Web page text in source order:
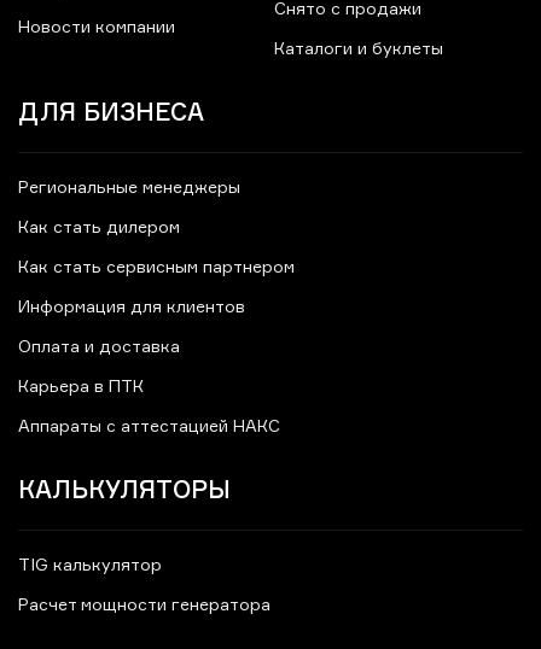
Новости компании
Снято с продажи
Каталоги и буклеты
ДЛЯ БИЗНЕСА
Региональные менеджеры
Как стать дилером
Как стать сервисным партнером
Информация для клиентов
Оплата и доставка
Карьера в ПТК
Аппараты с аттестацией НАКС
КАЛЬКУЛЯТОРЫ
TIG калькулятор
Расчет мощности генератора